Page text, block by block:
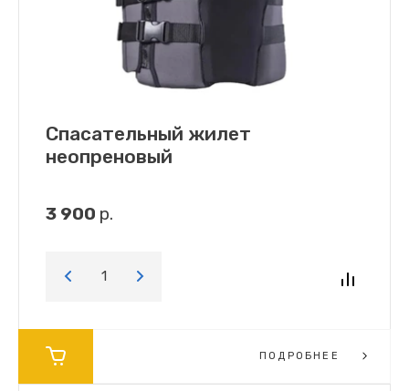
Спасательный жилет
неопреновый
3 900 р.
ПОДРОБНЕЕ